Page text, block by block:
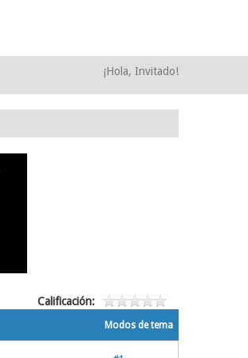
¡Hola, Invitado!
Calificación:
Modos de tema